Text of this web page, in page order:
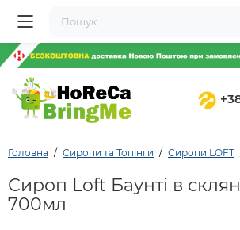
Головна Сиропи та Топінги Сиропи LOFT
Сироп Loft Баунті в
700мл